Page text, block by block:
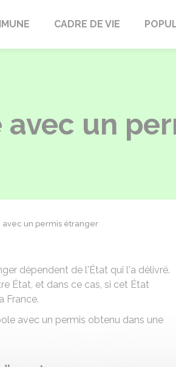
CADRE DE VIE
avec un
avec un permis étranger
dépendent de l'État qui l'a délivré.
État, et dans ce cas, si cet État
France.
avec un permis obtenu dans une